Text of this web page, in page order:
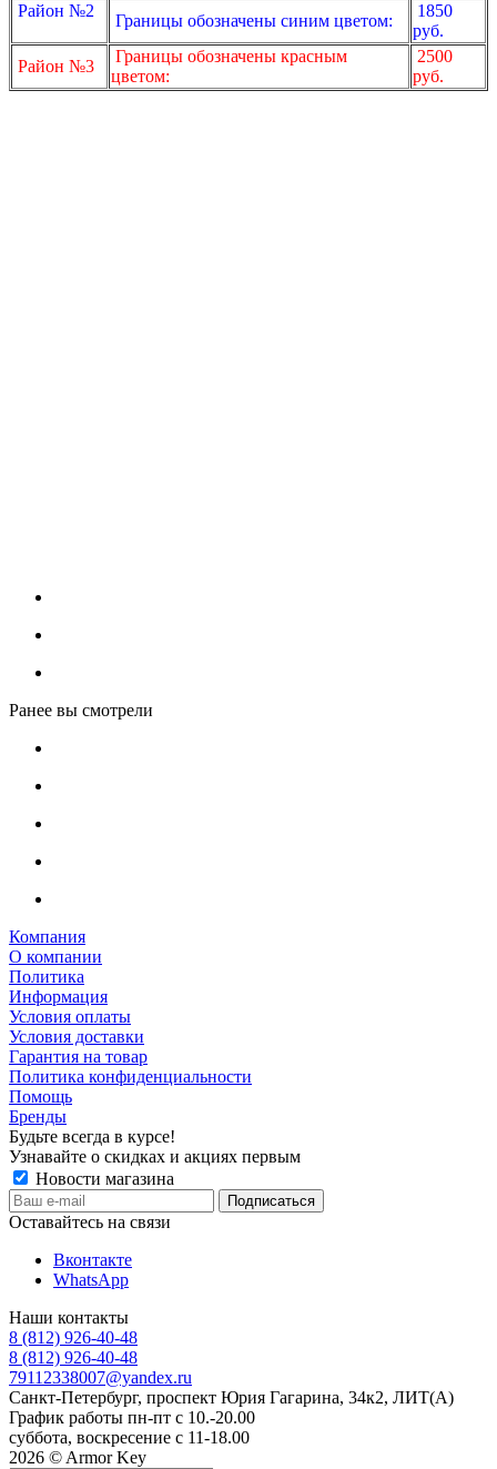
Район №2
Границы обозначены синим цветом:
1850
руб.
Район №3
Границы обозначены красным
цветом:
2500
руб.
Ранее вы смотрели
Компания
О компании
Политика
Информация
Условия оплаты
Условия доставки
Гарантия на товар
Политика конфиденциальности
Помощь
Бренды
Будьте всегда в курсе!
Узнавайте о скидках и акциях первым
Новости магазина
Оставайтесь на связи
Вконтакте
WhatsApp
Наши контакты
8 (812) 926-40-48
8 (812) 926-40-48
79112338007@yandex.ru
Санкт-Петербург, проспект Юрия Гагарина, 34к2, ЛИТ(А)
График работы пн-пт с 10.-20.00
суббота, воскресение с 11-18.00
2026 © Armor Key